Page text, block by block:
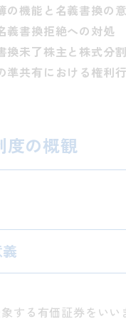
の機能と名義書換の
義書換拒絶への対処
換未了株主と株式分
準共有における権利
の概観
する有価証券をいい